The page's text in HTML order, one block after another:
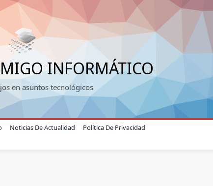
INFORMÁTICO
en asuntos tecnológicos
Noticias De Actualidad
Política De Privacidad